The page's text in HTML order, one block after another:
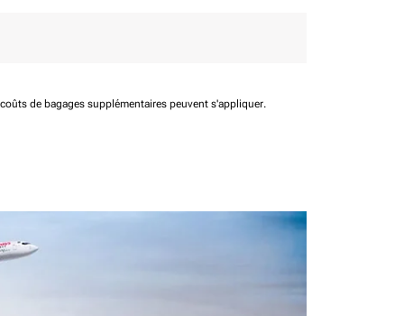
de bagages supplémentaires peuvent s'appliquer.